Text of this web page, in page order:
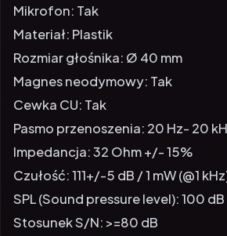
Mikrofon: Tak
Materiał: Plastik
Rozmiar głośnika: Ø 40 mm
Magnes neodymowy: Tak
Cewka CU: Tak
Pasmo przenoszenia: 20 Hz- 20
Impedancja: 32 Ohm +/- 15%
Czułość: 111+/-5 dB / 1 mW (@1
SPL (Sound pressure level): 100 dB
Stosunek S/N: >=80 dB